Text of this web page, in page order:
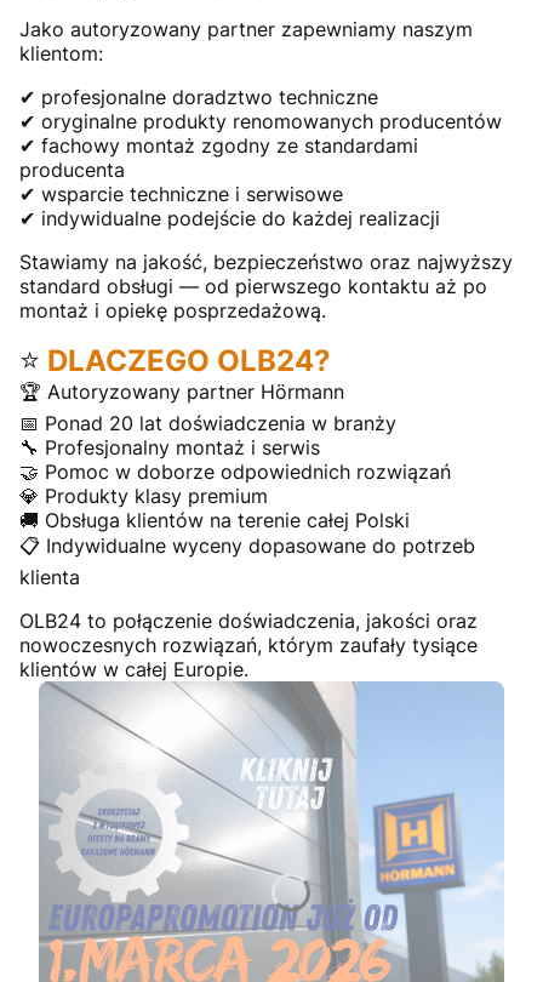
Jako autoryzowany partner zapewniamy naszym
klientom:
✔ profesjonalne doradztwo techniczne
✔ oryginalne produkty renomowanych producentów
✔ fachowy montaż zgodny ze standardami
producenta
✔ wsparcie techniczne i serwisowe
✔ indywidualne podejście do każdej realizacji
Stawiamy na jakość, bezpieczeństwo oraz najwyższy
standard obsługi — od pierwszego kontaktu aż po
montaż i opiekę posprzedażową.
⭐ DLACZEGO OLB24?
🏆 Autoryzowany partner Hörmann
📅 Ponad 20 lat doświadczenia w branży
🔧 Profesjonalny montaż i serwis
🤝 Pomoc w doborze odpowiednich rozwiązań
💎 Produkty klasy premium
🚚 Obsługa klientów na terenie całej Polski
📋 Indywidualne wyceny dopasowane do potrzeb
klienta
OLB24 to połączenie doświadczenia, jakości oraz
nowoczesnych rozwiązań, którym zaufały tysiące
klientów w całej Europie.